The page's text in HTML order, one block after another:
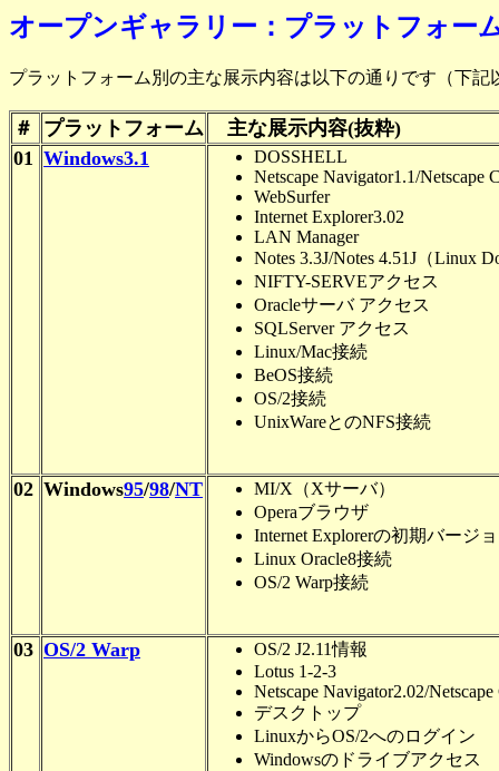
オープンギャラリー：プラットフォー
プラットフォーム別の主な展示内容は以下の通りです（下
＃ プラットフォーム
主な展示内容(抜粋)
01 Windows3.1
DOSSHELL
Netscape Navigator1.1/Netscape
WebSurfer
Internet Explorer3.02
LAN Manager
Notes 3.3J/Notes 4.51J（Linux
NIFTY-SERVEアクセス
Oracleサーバ アクセス
SQLServer アクセス
Linux/Mac接続
BeOS接続
OS/2接続
UnixWareとのNFS接続
02 Windows95/98/NT
MI/X（Xサーバ）
Operaブラウザ
Internet Explorerの初期バージ
Linux Oracle8接続
OS/2 Warp接続
03 OS/2 Warp
OS/2 J2.11情報
Lotus 1-2-3
Netscape Navigator2.02/
デスクトップ
LinuxからOS/2へのログイン
Windowsのドライブアクセス